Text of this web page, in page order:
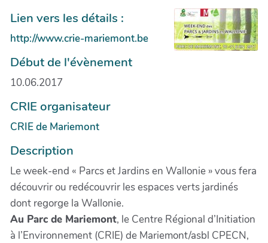
Lien vers les détails :
http://www.crie-mariemont.be
Début de l'évènement
10.06.2017
CRIE organisateur
CRIE de Mariemont
Description
Le week-end « Parcs et Jardins en Wallonie » vous fera
découvrir ou redécouvrir les espaces verts jardinés
dont regorge la Wallonie.
Au Parc de Mariemont, le Centre Régional d’Initiation
à l’Environnement (CRIE) de Mariemont/asbl CPECN,